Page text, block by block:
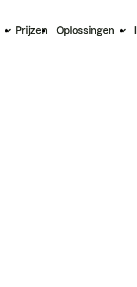
Prijzen Oplossingen